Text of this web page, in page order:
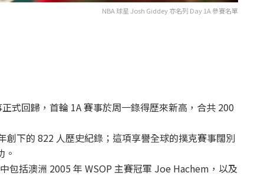
NBA 球星 Josh Giddey 亦名列 Day 1A 參賽名單
式回歸，首輪 1A 賽事於周一錄得歷來新高，合共 200
下的 822 人歷史紀錄；這項享譽全球的撲克賽事闊別
。
包括澳洲 2005 年 WSOP 主賽冠軍 Joe Hachem，以及